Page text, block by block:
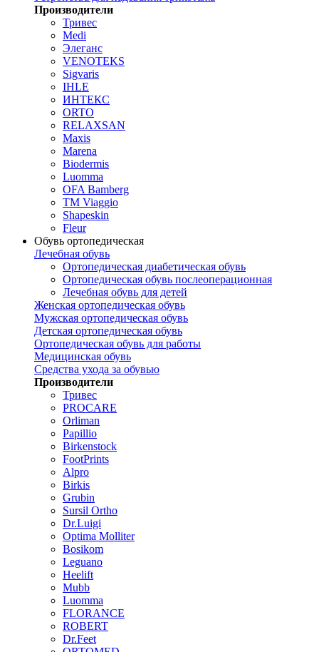
Производители
Тривес
Medi
Элеганс
VENOTEKS
Sigvaris
IHLE
ИНТЕКС
ORTO
RELAXSAN
Maxis
Marena
Biodermis
Luomma
OFA Bamberg
TM Viaggio
Shapeskin
Fleur
Обувь ортопедическая
Лечебная обувь
Ортопедическая диабетическая обувь
Ортопедическая обувь послеоперационная
Лечебная обувь для детей
Женская ортопедическая обувь
Мужская ортопедическая обувь
Детская ортопедическая обувь
Ортопедическая обувь для работы
Медицинская обувь
Средства ухода за обувью
Производители
Тривес
PROCARE
Orliman
Papillio
Birkenstock
FootPrints
Alpro
Birkis
Grubin
Sursil Ortho
Dr.Luigi
Optima Molliter
Bosikom
Leguano
Heelift
Mubb
Luomma
FLORANCE
ROBERT
Dr.Feet